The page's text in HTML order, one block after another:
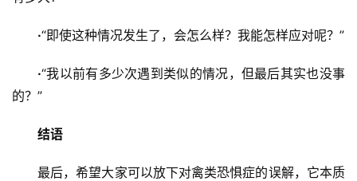
·“即使这种情况发生了，会怎么样？我能怎样应对呢？”
·“我以前有多少次遇到类似的情况，但最后其实也没事
的？”
结语
最后，希望大家可以放下对禽类恐惧症的误解，它本质